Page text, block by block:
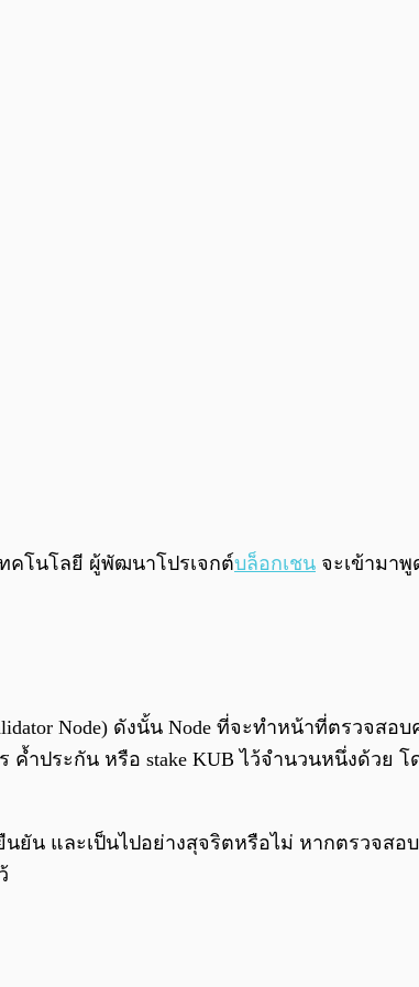
ทคโนโลยี ผู้พัฒนาโปรเจกต์บล็อกเชน จะเข้ามา
Node) ดังนั้น Node ที่จะทำหน้าที่ตรวจสอ
ำประกัน หรือ stake KUB ไว้จำนวนหนึ่งด้วย โ
ยัน และเป็นไปอย่างสุจริตหรือไม่ หากตรวจสอ